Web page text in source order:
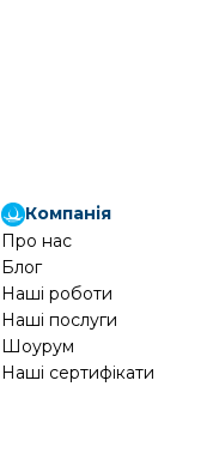
Компанія
Про нас
Блог
Наші роботи
Наші послуги
Шоурум
Наші сертифікати